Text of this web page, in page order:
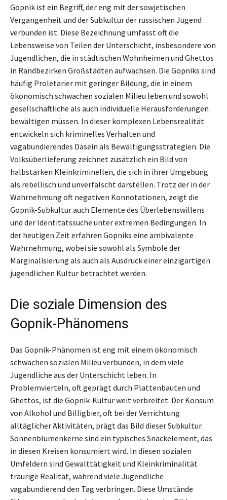
Gopnik ist ein Begriff, der eng mit der sowjetischen
Vergangenheit und der Subkultur der russischen Jugend
verbunden ist. Diese Bezeichnung umfasst oft die
Lebensweise von Teilen der Unterschicht, insbesondere von
Jugendlichen, die in städtischen Wohnheimen und Ghettos
in Randbezirken Großstädten aufwachsen. Die Gopniks sind
häufig Proletarier mit geringer Bildung, die in einem
ökonomisch schwachen sozialen Milieu leben und sowohl
gesellschaftliche als auch individuelle Herausforderungen
bewältigen müssen. In dieser komplexen Lebensrealität
entwickeln sich kriminelles Verhalten und
vagabundierendes Dasein als Bewältigungsstrategien. Die
Volksüberlieferung zeichnet zusätzlich ein Bild von
halbstarken Kleinkriminellen, die sich in ihrer Umgebung
als rebellisch und unverfälscht darstellen. Trotz der in der
Wahrnehmung oft negativen Konnotationen, zeigt die
Gopnik-Subkultur auch Elemente des Überlebenswillens
und der Identitätssuche unter extremen Bedingungen. In
der heutigen Zeit erfahren Gopniks eine ambivalente
Wahrnehmung, wobei sie sowohl als Symbole der
Marginalisierung als auch als Ausdruck einer einzigartigen
jugendlichen Kultur betrachtet werden.
Die soziale Dimension des
Gopnik-Phänomens
Das Gopnik-Phänomen ist eng mit einem ökonomisch
schwachen sozialen Milieu verbunden, in dem viele
Jugendliche aus der Unterschicht leben. In
Problemvierteln, oft geprägt durch Plattenbauten und
Ghettos, ist die Gopnik-Kultur weit verbreitet. Der Konsum
von Alkohol und Billigbier, oft bei der Verrichtung
alltäglicher Aktivitäten, prägt das Bild dieser Subkultur.
Sonnenblumenkerne sind ein typisches Snackelement, das
in diesen Kreisen konsumiert wird. In diesen sozialen
Umfeldern sind Gewalttätigkeit und Kleinkriminalität
traurige Realität, während viele Jugendliche
vagabundierend den Tag verbringen. Diese Umstände